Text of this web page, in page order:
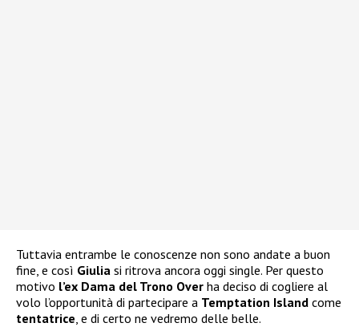
Tuttavia entrambe le conoscenze non sono andate a buon
fine, e così Giulia si ritrova ancora oggi single. Per questo
motivo l’ex Dama del Trono Over ha deciso di cogliere al
volo l’opportunità di partecipare a Temptation Island come
tentatrice , e di certo ne vedremo delle belle.